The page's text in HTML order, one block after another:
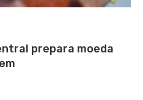
prepara moeda